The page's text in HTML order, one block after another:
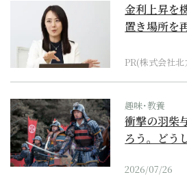
金利上昇を
置き場所を
PR(株式会社
趣味･教養
衝撃の羽柴
ろう。どう
2026/07/26